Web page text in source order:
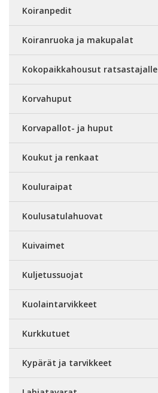
Koiranpedit
Koiranruoka ja makupalat
Kokopaikkahousut ratsastajalle
Korvahuput
Korvapallot- ja huput
Koukut ja renkaat
Kouluraipat
Koulusatulahuovat
Kuivaimet
Kuljetussuojat
Kuolaintarvikkeet
Kurkkutuet
Kypärät ja tarvikkeet